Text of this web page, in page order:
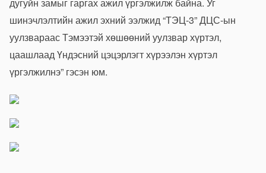
шинэчлэлтийн ажил эхний ээлжид “ТЭЦ-3” ДЦС-ын
уулзвараас Тэмээтэй хөшөөний уулзвар хүртэл,
цаашлаад Үндэсний цэцэрлэгт хүрээлэн хүртэл
үргэлжилнэ” гэсэн юм.